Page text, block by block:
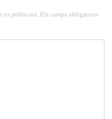
es publicarà. Els camps obligatoris